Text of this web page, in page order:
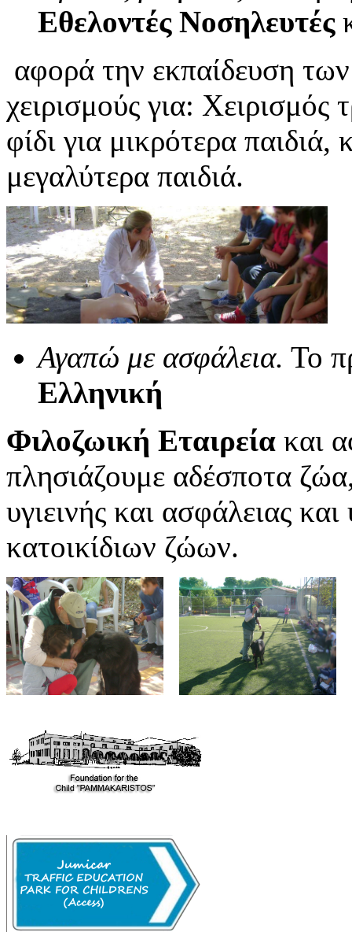
Εθελοντές Νοσηλευτές
αφορά την εκπαίδευση
χειρισμούς για:
φίδι για μικρότερα
μεγαλύτερα παιδιά.
Αγαπώ με ασφάλεια. Το
Ελληνική
Φιλοζωική Εταιρεία και
πλησιάζουμε αδέσποτα
υγιεινής και ασφάλειας
κατοικίδιων ζώων.